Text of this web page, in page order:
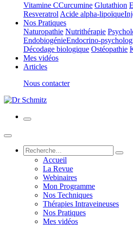
Vitamine CCurcumine Glutathion
Resveratrol Acide alpha-lipoïque
Nos Pratiques
Naturopathie Nutrithérapie
EndobiogénieEndocrino-
Décodage biologique Ostéopathie
Mes vidéos
Articles
Nous contacter
Accueil
La Revue
Webinaires
Mon Programme
Nos Techniques
Thérapies Intraveineuses
Nos Pratiques
Mes vidéos